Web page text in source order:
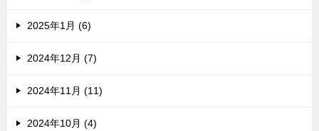
2025年1月 (6)
2024年12月 (7)
2024年11月 (11)
2024年10月 (4)